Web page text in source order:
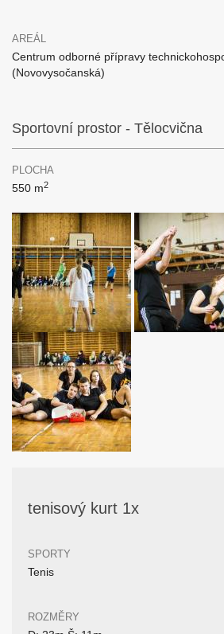
AREÁL
Centrum odborné přípravy
(Novovysočanská)
Sportovní prostor - Tělocvična
PLOCHA
550 m2
tenisový kurt 1x
SPORTY
Tenis
ROZMĚRY